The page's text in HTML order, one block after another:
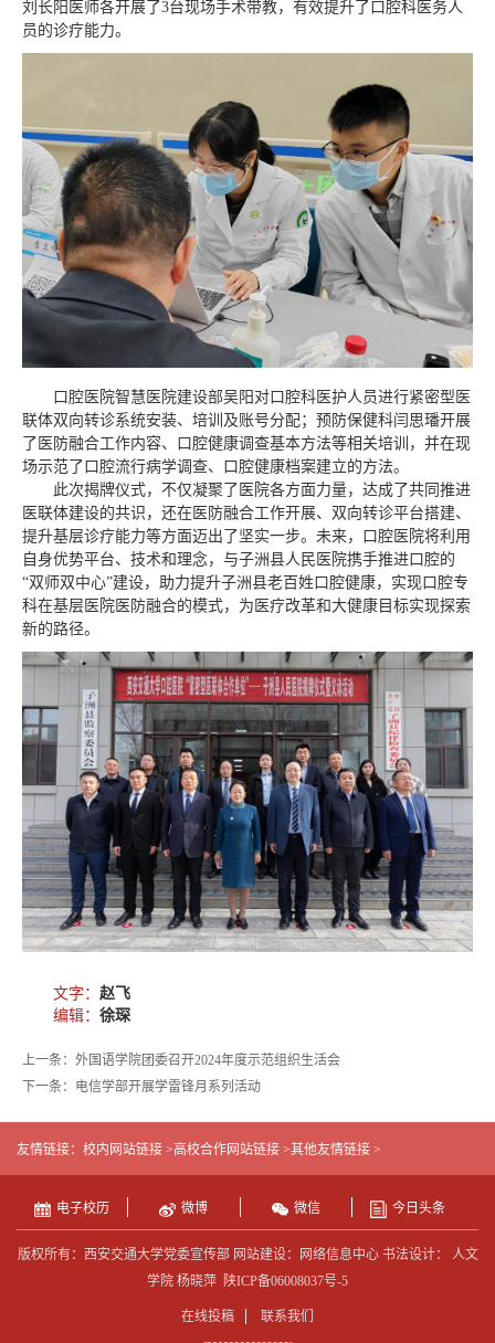
刘长阳医师各开展了3台现场手术带教，有效提升了口腔科医务人
员的诊疗能力。
口腔医院智慧医院建设部吴阳对口腔科医护人员进行紧密型医
联体双向转诊系统安装、培训及账号分配；预防保健科闫思璠开展
了医防融合工作内容、口腔健康调查基本方法等相关培训，并在现
场示范了口腔流行病学调查、口腔健康档案建立的方法。
此次揭牌仪式，不仅凝聚了医院各方面力量，达成了共同推进
医联体建设的共识，还在医防融合工作开展、双向转诊平台搭建、
提升基层诊疗能力等方面迈出了坚实一步。未来，口腔医院将利用
自身优势平台、技术和理念，与子洲县人民医院携手推进口腔的
“双师双中心”建设，助力提升子洲县老百姓口腔健康，实现口腔专
科在基层医院医防融合的模式，为医疗改革和大健康目标实现探索
新的路径。
文字： 赵飞
编辑： 徐琛
上一条：外国语学院团委召开2024年度示范组织生活会
下一条：电信学部开展学雷锋月系列活动
友情链接： 校内网站链接 >高校合作网站链接 >其他友情链接 >
电子校历 微博 微信 今日头条
版权所有：西安交通大学党委宣传部 网站建设：网络信息中心 书法设计： 人文
学院 杨晓萍 陕ICP备06008037号-5
在线投稿 联系我们